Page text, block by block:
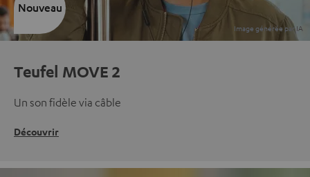
Teufel MOVE 2
Un son fidèle via câble
Découvrir
Nouveau